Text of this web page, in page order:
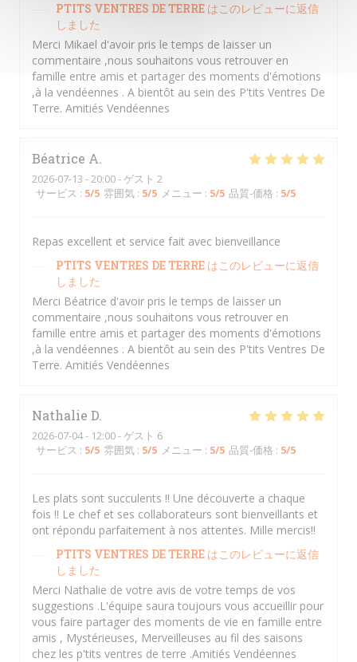
PTITS VENTRES DE TERRE はこのレビューに返信
しました
Merci Mikael d'avoir pris le temps de laisser un
commentaire ,nous souhaitons vous retrouver en
famille entre amis et partager des moments d'émotions
,à la vendéennes . A bientôt au sein des P'tits Ventres De
Terre. Amitiés Vendéennes
Béatrice A
2026-07-13 - 20:00 - ゲスト 2
サービス : 5/5 雰囲気 : 5/5 メニュー : 5/5 品質-価格 : 5/5
Repas excellent et service fait avec bienveillance
PTITS VENTRES DE TERRE はこのレビューに返信
しました
Merci Béatrice d'avoir pris le temps de laisser un
commentaire ,nous souhaitons vous retrouver en
famille entre amis et partager des moments d'émotions
,à la vendéennes . A bientôt au sein des P'tits Ventres De
Terre. Amitiés Vendéennes
Nathalie D
2026-07-04- 12:00 - ゲスト 6
サービス : 5/5 雰囲気 : 5/5 メニュー : 5/5 品質-価格 : 5/5
Les plats sont succulents !! Une découverte a chaque
fois !! Le chef et ses collaborateurs sont bienveillants et
ont répondu parfaitement à nos attentes. Mille mercis!!
PTITS VENTRES DE TERRE はこのレビューに返信
しました
Merci Nathalie de votre avis de votre temps de vos
suggestions .L'équipe saura toujours vous accueillir pour
vous faire partager des moments de vie en famille entre
amis , Mystérieuses, Merveilleuses au fil des saisons
chez les p'tits ventres de terre .Amitiés Vendéennes